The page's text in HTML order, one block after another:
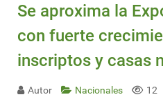
Se aproxima la
con fuerte
inscriptos y casas
Autor Nacionales 12